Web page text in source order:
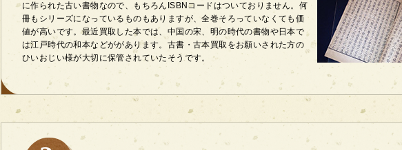
に作られた古い書物なので、もちろんISBNコードはついておりません。何
冊もシリーズになっているものもありますが、全巻そろっていなくても価
値が高いです。最近買取した本では、中国の宋、明の時代の書物や日本で
は江戸時代の和本などががあります。古書・古本買取をお願いされた方の
ひいおじい様が大切に保管されていたそうです。